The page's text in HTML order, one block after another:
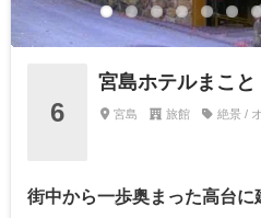
6
宮島ホテルまこと
宮島 旅館 絶景 /
街中から一歩奥まった高台に